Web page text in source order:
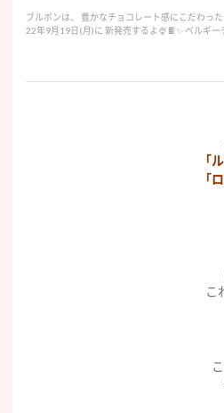
ブルボンは、 豊かなチョコレート感にこだわっ
22年9月19日(月)に 新発売するよ🍨🍫✨ ベルギー
「
「
こ